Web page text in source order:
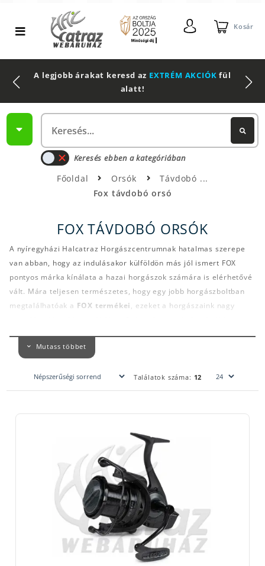
Kosár
2 db Shimano Aero Technium +Leatherman
Multitool
Keresés ebben a kategóriában
Főoldal Orsók
Távdobó
Fox távdobó orsó
FOX TÁVDOBÓ ORSÓK
A nyíregyházi Halcatraz Horgászcentrumnak hatalmas szerepe
van abban, hogy az indulásakor külföldön más jól ismert FOX
pontyos márka kínálata a hazai horgászok számára is elérhetővé
vált. Mára teljesen természetes, hogy egy jobb horgászboltban
megtalálhatóak a FOX termékei, ezeket a horgászaink nagy
ruhát, tele van ahorgász ládájaa jellegzetes khaki-narancs
aprócikkekkel, és legalább ugyanennyien bízzák életük halát FOX
FOX távdobó orsói már számtalan alkalommal bizonyították,
fejlesztés jellemzi. A gyártó nem spórolt a csapágyakkal sem,
7+1db található benne. Nagyméretű és viszonylag nehéz orsó,
gyártó még spod orsóként is ajánlja.
Meg kell ismernünk a FOX legendás FX11-es távdobó orsóját
Ez az az orsó, amely két év folyamatos fejlesztés és tesztelés
eredményeként született meg és azonnal óriási siker
lett.Európában mindenhol használni kezdték és hamar felmerült
az igény további, hasonlóan jó tulajdonságokkal, de eltérő
méretekkel rendelkező orsók iránt. Így jött létre a következő
Mutass többet
Találatok száma: 12